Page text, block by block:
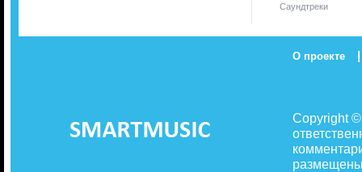
Саундтреки
О проекте |
Copyright
размещены